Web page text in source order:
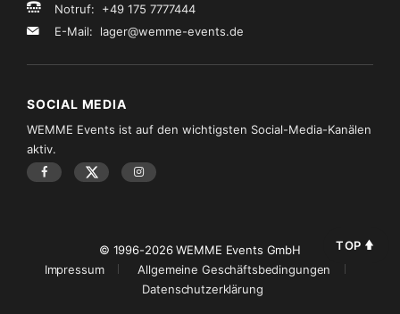
Notruf: +49 175 7777444
E-Mail: lager@wemme-events.de
SOCIAL MEDIA
WEMME Events ist auf den wichtigsten Social-Media-Kanälen
aktiv.
© 1996-2026 WEMME Events GmbH
Impressum
Allgemeine Geschäftsbedingungen
Datenschutzerklärung
TOP